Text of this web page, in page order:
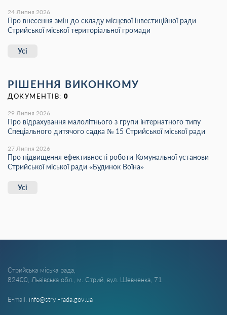
24 Липня 2026
Про внесення змін до складу місцевої інвестиційної ради
Стрийської міської територіальної громади
Усі
РІШЕННЯ ВИКОНКОМУ
ДОКУМЕНТІВ: 0
29 Липня 2026
Про відрахування малолітнього з групи інтернатного типу
Спеціального дитячого садка № 15 Стрийської міської ради
27 Липня 2026
Про підвищення ефективності роботи Комунальної установи
Стрийської міської ради «Будинок Воїна»
Усі
Стрийська міська рада,
82400, Львівська обл., м. Стрий, вул. Шевченка, 71
E-mail: info@stryi-rada.gov.ua